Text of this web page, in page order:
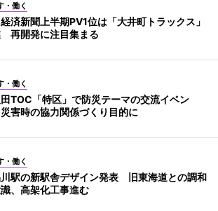
・働く
済新聞上半期PV1位は「大井町トラックス」
再開発に注目集まる
・働く
TOC「特区」で防災テーマの交流イベン
害時の協力関係づくり目的に
・働く
駅の新駅舎デザイン発表 旧東海道との調和
、高架化工事進む